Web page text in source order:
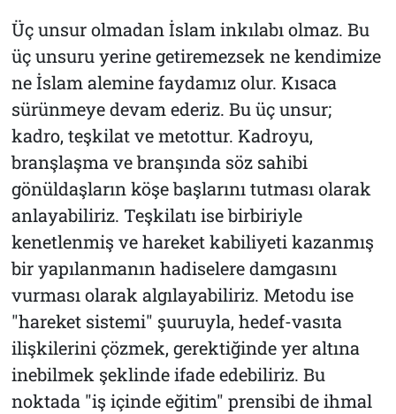
Üç unsur olmadan İslam inkılabı olmaz. Bu
üç unsuru yerine getiremezsek ne kendimize
ne İslam alemine faydamız olur. Kısaca
sürünmeye devam ederiz. Bu üç unsur;
kadro, teşkilat ve metottur. Kadroyu,
branşlaşma ve branşında söz sahibi
gönüldaşların köşe başlarını tutması olarak
anlayabiliriz. Teşkilatı ise birbiriyle
kenetlenmiş ve hareket kabiliyeti kazanmış
bir yapılanmanın hadiselere damgasını
vurması olarak algılayabiliriz. Metodu ise
"hareket sistemi" şuuruyla, hedef-vasıta
ilişkilerini çözmek, gerektiğinde yer altına
inebilmek şeklinde ifade edebiliriz. Bu
noktada "iş içinde eğitim" prensibi de ihmal